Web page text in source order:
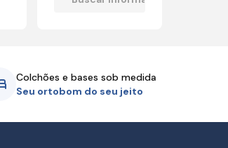
Colchões e bases sob medida
Seu ortobom do seu jeito